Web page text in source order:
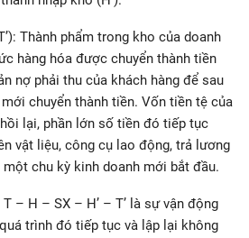
Thành phẩm trong kho của doanh
hàng hóa được chuyển thành tiền
nợ phải thu của khách hàng để sau
chuyển thành tiền. Vốn tiền tệ của
lại, phần lớn số tiền đó tiếp tục
vật liệu, công cụ lao động, trả lương
chu kỳ kinh doanh mới bắt đầu.
– H – SX – H’ – T’ là sự vận động
trình đó tiếp tục và lập lại không